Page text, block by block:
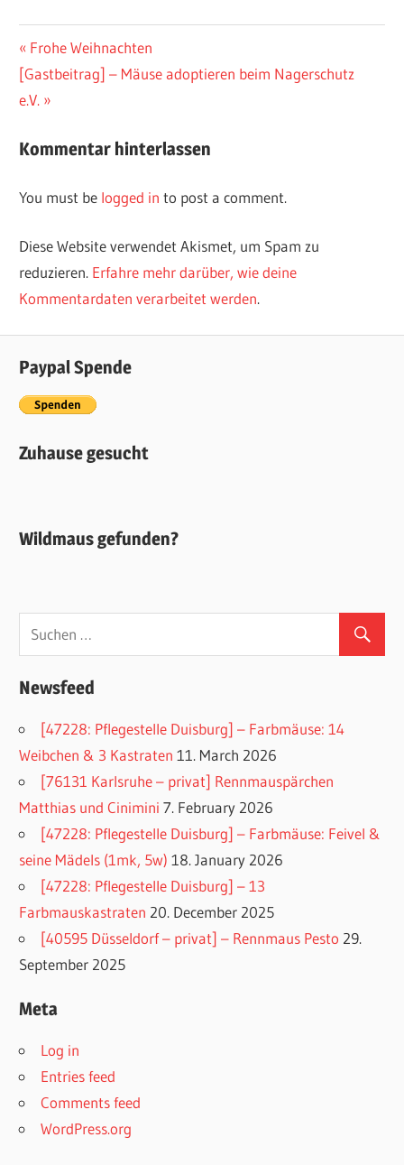
Frohe Weihnachten
[Gastbeitrag] – Mäuse adoptieren beim Nagerschutz
e.V.
Kommentar hinterlassen
You must be logged in to post a comment.
Diese Website verwendet Akismet, um Spam zu
reduzieren. Erfahre mehr darüber, wie deine
Kommentardaten verarbeitet werden.
Paypal Spende
Zuhause gesucht
Wildmaus gefunden?
Newsfeed
[47228: Pflegestelle Duisburg] – Farbmäuse: 14
Weibchen & 3 Kastraten 11. March 2026
[76131 Karlsruhe – privat] Rennmauspärchen
Matthias und Cinimini 7. February 2026
[47228: Pflegestelle Duisburg] – Farbmäuse: Feivel &
seine Mädels (1mk, 5w) 18. January 2026
[47228: Pflegestelle Duisburg] – 13
Farbmauskastraten 20. December 2025
[40595 Düsseldorf – privat] – Rennmaus Pesto 29.
September 2025
Meta
Log in
Entries feed
Comments feed
WordPress.org